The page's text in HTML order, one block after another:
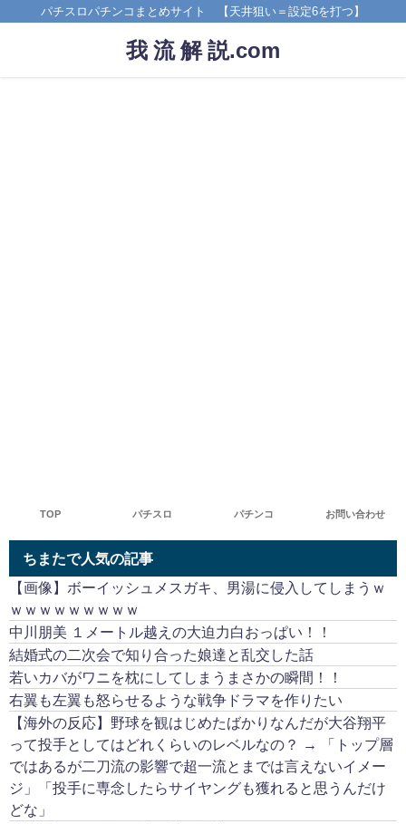
パチスロパチンコまとめサイト 【天井狙い＝設定6を打つ】
我 流 解 説.com
TOP パチスロ パチンコ お問い合わせ
ちまたで人気の記事
【画像】ボーイッシュメスガキ、男湯に侵入してしまうｗ
ｗｗｗｗｗｗｗｗｗ
中川朋美 １メートル越えの大迫力白おっぱい！！
結婚式の二次会で知り合った娘達と乱交した話
若いカバがワニを枕にしてしまうまさかの瞬間！！
右翼も左翼も怒らせるような戦争ドラマを作りたい
【海外の反応】野球を観はじめたばかりなんだが大谷翔平
って投手としてはどれくらいのレベルなの？ → 「トップ層
ではあるが二刀流の影響で超一流とまでは言えないイメー
ジ」「投手に専念したらサイヤングも獲れると思うんだけ
どな」